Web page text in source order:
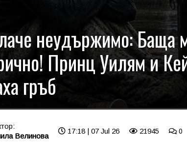
неудържимо: Баща
Принц Уилям и
гръб
Велинова
17:18 | 07 Jul 26 21945 0